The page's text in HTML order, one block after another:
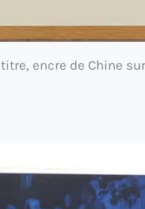
titre, encre de Chine